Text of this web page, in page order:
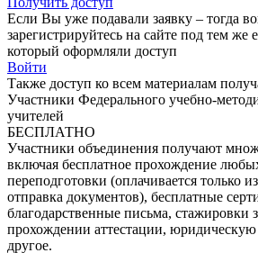
Если Вы уже подавали заявку – тогда
зарегистрируйтесь на сайте под тем же
который оформляли доступ
Войти
Также доступ ко всем материалам
Участники Федерального учебно-
учителей
БЕСПЛАТНО
Участники объединения получают
включая бесплатное прохождение
переподготовки (оплачивается только
отправка документов), бесплатные
благодарственные письма, стажировки
прохождении аттестации,
другое.